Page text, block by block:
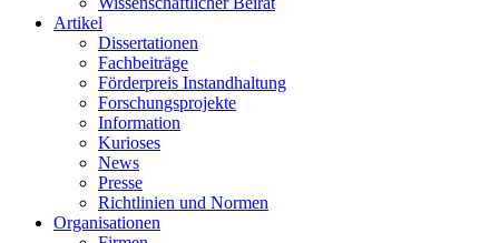
Artikel
Dissertationen
Fachbeiträge
Förderpreis Instandhaltung
Forschungsprojekte
Information
Kurioses
News
Presse
Richtlinien und Normen
Organisationen